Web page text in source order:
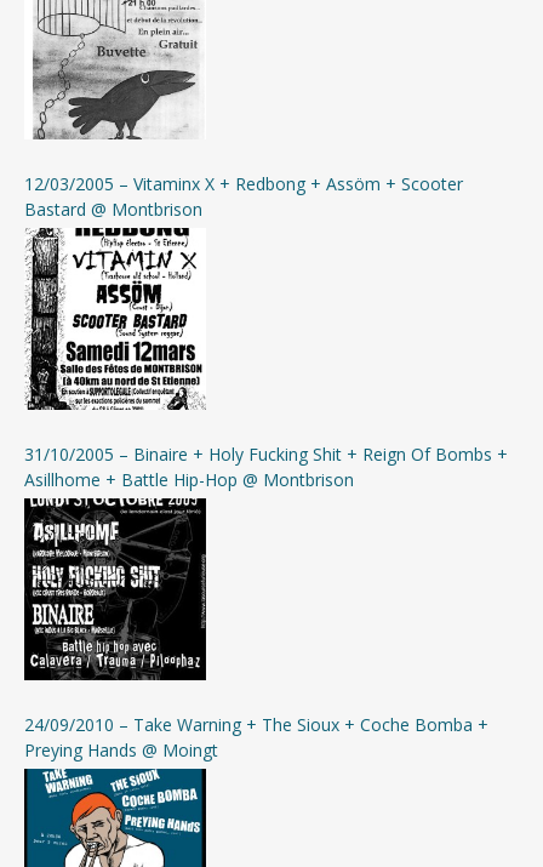
12/03/2005 – Vitaminx X + Redbong + Assöm + Scooter
Bastard @ Montbrison
31/10/2005 – Binaire + Holy Fucking Shit + Reign Of Bombs +
Asillhome + Battle Hip-Hop @ Montbrison
24/09/2010 – Take Warning + The Sioux + Coche Bomba +
Preying Hands @ Moingt